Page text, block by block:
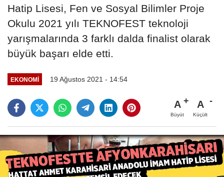
Hatip Lisesi, Fen ve Sosyal Bilimler Proje
Okulu 2021 yılı TEKNOFEST teknoloji
yarışmalarında 3 farklı dalda finalist olarak
büyük başarı elde etti.
EKONOMI 19 Ağustos 2021 - 14:54
A
Büyüt
A
Küçült